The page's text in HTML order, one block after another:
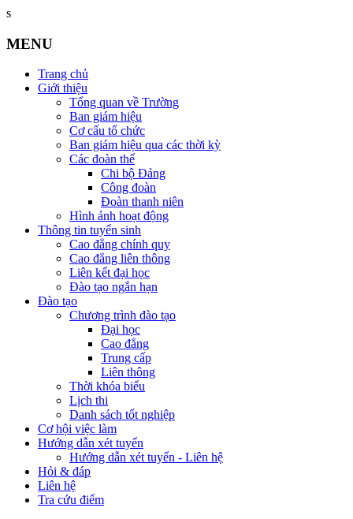
s
MENU
Trang chủ
Giới thiệu
Tổng quan về Trường
Ban giám hiệu
Cơ cấu tổ chức
Ban giám hiệu qua các thời kỳ
Các đoàn thể
Chi bộ Đảng
Công đoàn
Đoàn thanh niên
Hình ảnh hoạt động
Thông tin tuyển sinh
Cao đẳng chính quy
Cao đẳng liên thông
Liên kết đại học
Đào tạo ngắn hạn
Đào tạo
Chương trình đào tạo
Đại học
Cao đẳng
Trung cấp
Liên thông
Thời khóa biểu
Lịch thi
Danh sách tốt nghiệp
Cơ hội việc làm
Hướng dẫn xét tuyển
Hướng dẫn xét tuyển - Liên hệ
Hỏi & đáp
Liên hệ
Tra cứu điểm